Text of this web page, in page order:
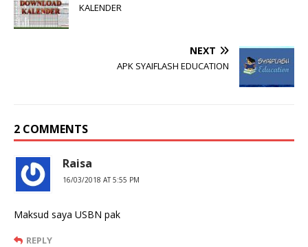
KALENDER
NEXT
APK SYAIFLASH EDUCATION
2 COMMENTS
Raisa
16/03/2018 AT 5:55 PM
Maksud saya USBN pak
REPLY